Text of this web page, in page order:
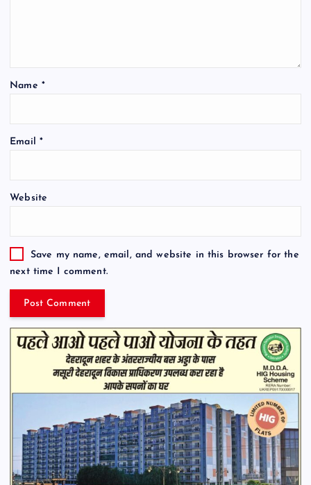
Name *
Email *
Website
Save my name, email, and website in this browser for the
next time I comment.